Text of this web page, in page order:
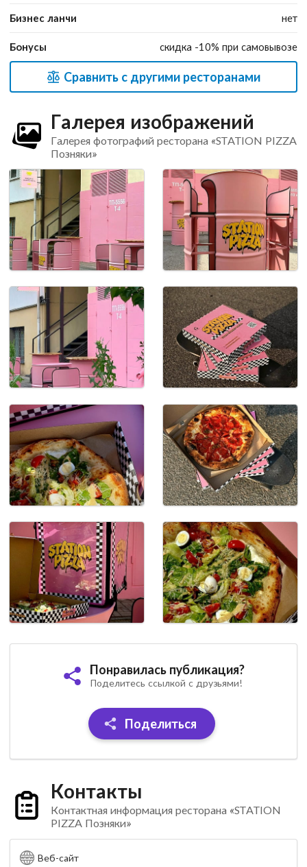
Бизнес ланчи нет
Бонусы скидка -10% при самовывозе
Сравнить с другими ресторанами
Галерея изображений
Галерея фотографий ресторана «STATION PIZZA
Позняки»
Понравилась публикация?
Поделитесь ссылкой с друзьями!
Поделиться
Контакты
Контактная информация ресторана «STATION
PIZZA Позняки»
Веб-сайт